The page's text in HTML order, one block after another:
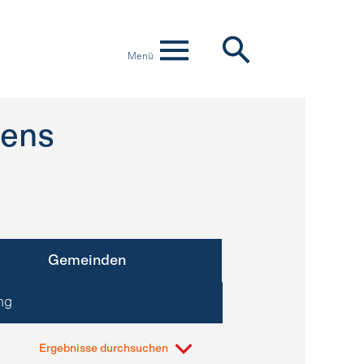
Menü
Gemeinden
Ergebnisse durchsuchen